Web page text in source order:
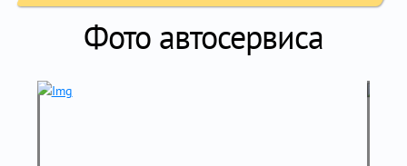
Фото автосервиса